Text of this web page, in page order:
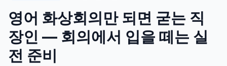
영어 화상회의만 되면 굳는 직
장인 — 회의에서 입을 떼는 실
전 준비